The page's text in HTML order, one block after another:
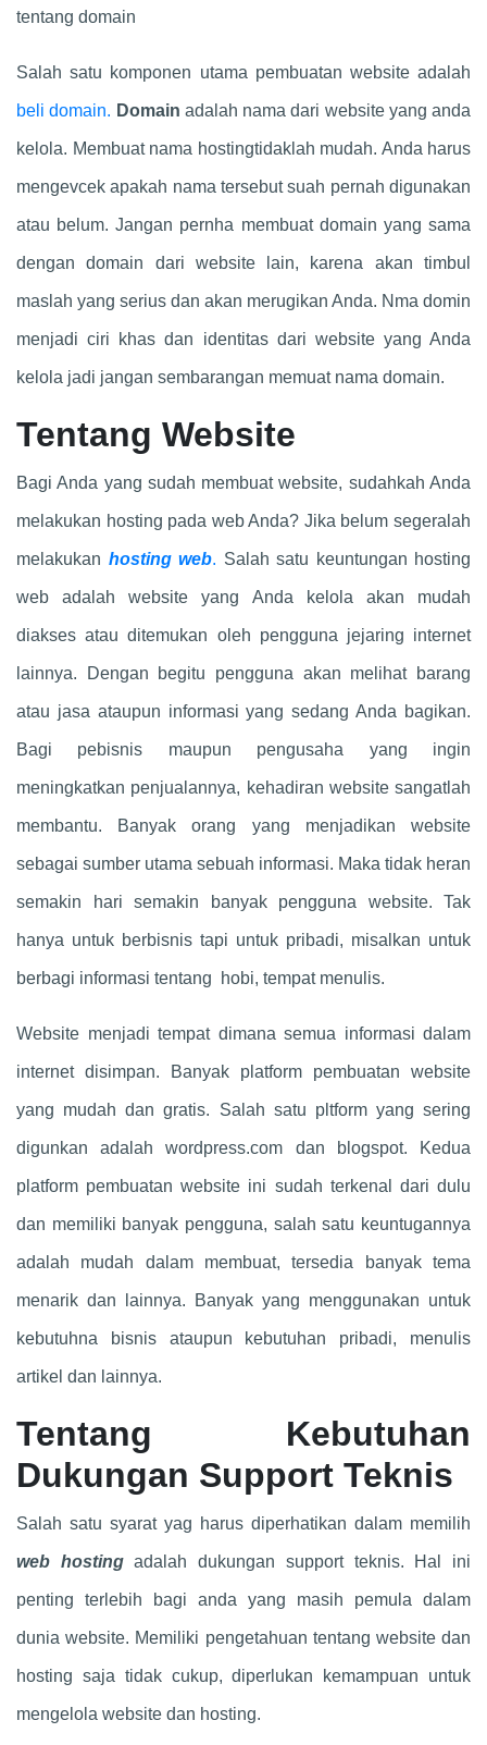
tentang domain
Salah satu komponen utama pembuatan website adalah
beli domain. Domain adalah nama dari website yang anda
kelola. Membuat nama hostingtidaklah mudah. Anda harus
mengevcek apakah nama tersebut suah pernah digunakan
atau belum. Jangan pernha membuat domain yang sama
dengan domain dari website lain, karena akan timbul
maslah yang serius dan akan merugikan Anda. Nma domin
menjadi ciri khas dan identitas dari website yang Anda
kelola jadi jangan sembarangan memuat nama domain.
Tentang Website
Bagi Anda yang sudah membuat website, sudahkah Anda
melakukan hosting pada web Anda? Jika belum segeralah
melakukan hosting web. Salah satu keuntungan hosting
web adalah website yang Anda kelola akan mudah
diakses atau ditemukan oleh pengguna jejaring internet
lainnya. Dengan begitu pengguna akan melihat barang
atau jasa ataupun informasi yang sedang Anda bagikan.
Bagi pebisnis maupun pengusaha yang ingin
meningkatkan penjualannya, kehadiran website sangatlah
membantu. Banyak orang yang menjadikan website
sebagai sumber utama sebuah informasi. Maka tidak heran
semakin hari semakin banyak pengguna website. Tak
hanya untuk berbisnis tapi untuk pribadi, misalkan untuk
berbagi informasi tentang hobi, tempat menulis.
Website menjadi tempat dimana semua informasi dalam
internet disimpan. Banyak platform pembuatan website
yang mudah dan gratis. Salah satu pltform yang sering
digunkan adalah wordpress.com dan blogspot. Kedua
platform pembuatan website ini sudah terkenal dari dulu
dan memiliki banyak pengguna, salah satu keuntugannya
adalah mudah dalam membuat, tersedia banyak tema
menarik dan lainnya. Banyak yang menggunakan untuk
kebutuhna bisnis ataupun kebutuhan pribadi, menulis
artikel dan lainnya.
Tentang Kebutuhan
Dukungan Support Teknis
Salah satu syarat yag harus diperhatikan dalam memilih
web hostingadalah dukungan support teknis. Hal ini
penting terlebih bagi anda yang masih pemula dalam
dunia website. Memiliki pengetahuan tentang website dan
hosting saja tidak cukup, diperlukan kemampuan untuk
mengelola website dan hosting.